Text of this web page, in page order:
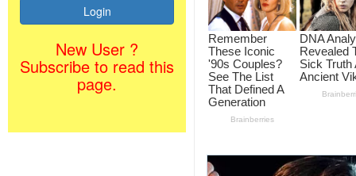
New User ?
Subscribe to read this
page.